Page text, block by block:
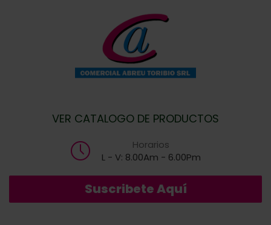
VER CATALOGO DE PRODUCTOS
Horarios
L - V: 8.00Am - 6.00Pm
Suscribete Aquí